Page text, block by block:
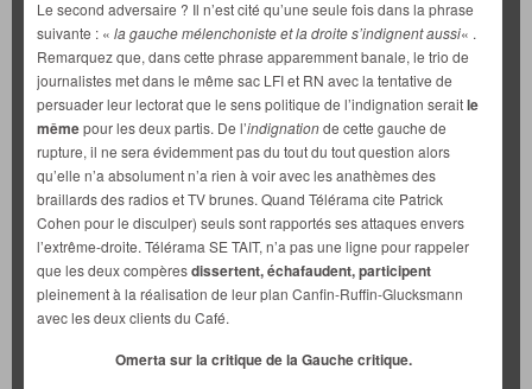
Le second adversaire ? Il n’est cité qu’une seule fois dans la phrase
suivante : « la gauche mélenchoniste et la droite s’indignent aussi« .
Remarquez que, dans cette phrase apparemment banale, le trio de
journalistes met dans le même sac LFI et RN avec la tentative de
persuader leur lectorat que le sens politique de l’indignation seraitle
mêmepour les deux partis. De l’indignationde cette gauche de
rupture, il ne sera évidemment pas du tout du tout question alors
qu’elle n’a absolument n’a rien à voir avec les anathèmes des
braillards des radios et TV brunes. Quand Télérama cite Patrick
Cohen pour le disculper) seuls sont rapportés ses attaques envers
l’extrême-droite. Télérama SE TAIT, n’a pas une ligne pour rappeler
que les deux compèresdissertent, échafaudent, participent
pleinement à la réalisation de leur plan Canfin-Ruffin-Glucksmann
avec les deux clients du Café.
Omerta sur la critique de la Gauche critique.